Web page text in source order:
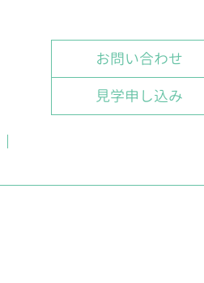
お問い合わせ
見学申し込み